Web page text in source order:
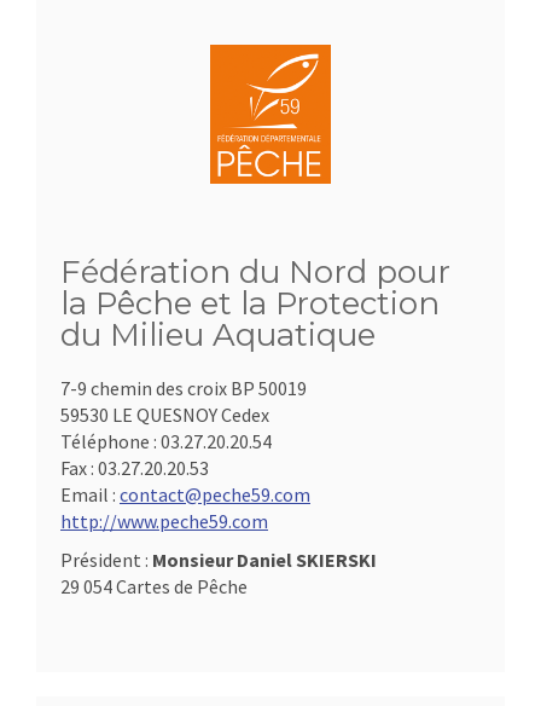
Fédération du Nord pour
la Pêche et la Protection
du Milieu Aquatique
7-9 chemin des croix BP 50019
59530 LE QUESNOY Cedex
Téléphone : 03.27.20.20.54
Fax : 03.27.20.20.53
Email : contact@peche59.com
http://www.peche59.com
Président : Monsieur Daniel SKIERSKI
29 054 Cartes de Pêche